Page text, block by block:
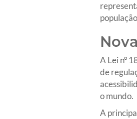
A Lei nº
de
o mundo.
A